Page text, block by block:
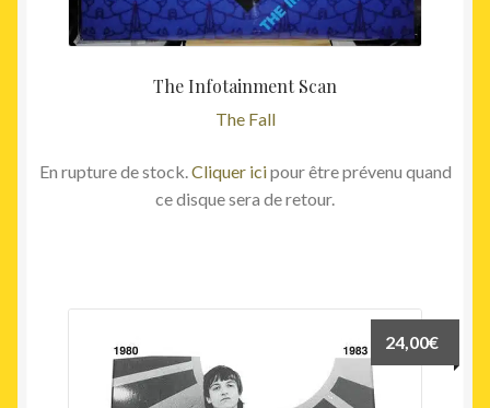
The Infotainment Scan
The Fall
En rupture de stock.Cliquer icipour être prévenu quand
ce disque sera de retour.
24,00€